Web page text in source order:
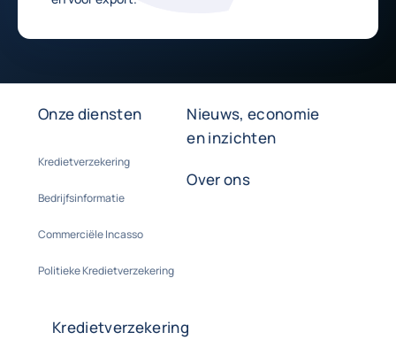
Onze diensten
Kredietverzekering
Bedrijfsinformatie
Commerciële Incasso
Politieke Kredietverzekering
Nieuws, economie
en inzichten
Over ons
Kredietverzekering